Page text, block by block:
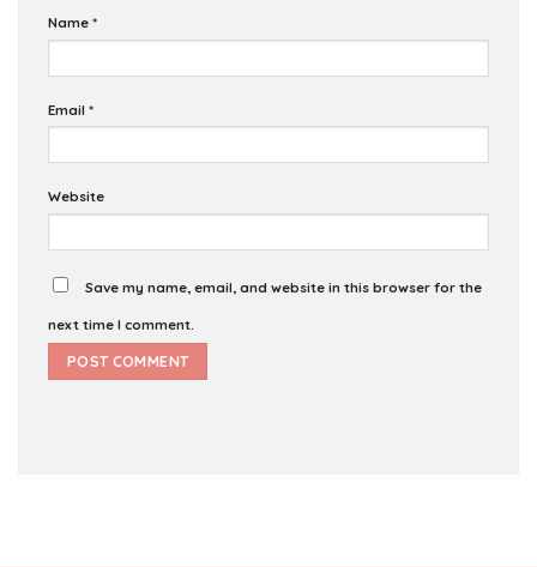
Name *
Email *
Website
Save my name, email, and website in this browser for the
next time I comment.